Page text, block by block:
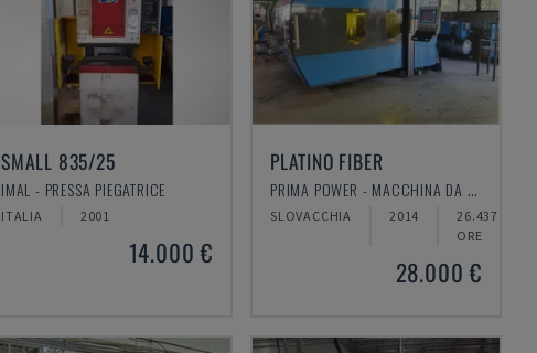
SMALL 835/25
IMAL - PRESSA PIEGATRICE
ITALIA 2001
14.000 €
PLATINO FIBER
PRIMA POWER - MACCHINA DA TAGLIO LASER A FIBRA
SLOVACCHIA 2014
26.437
ORE
28.000 €